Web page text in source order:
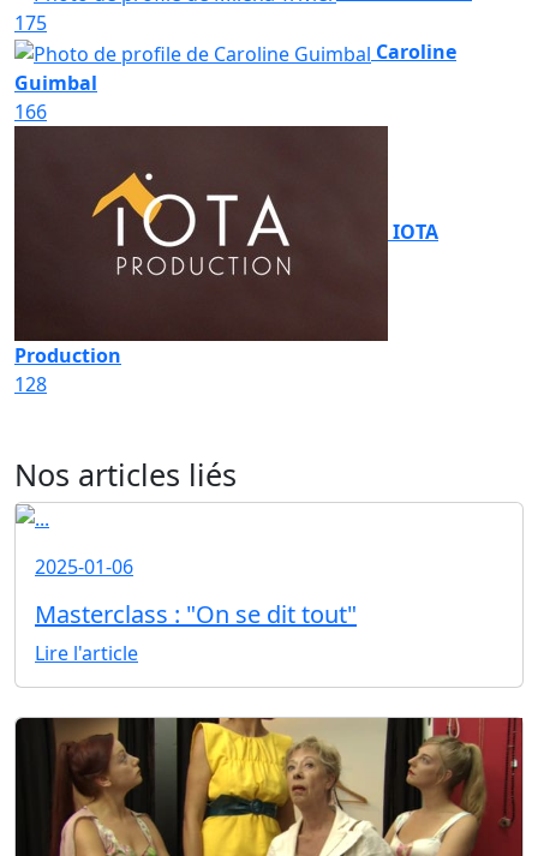
175
Caroline
Guimbal
166
IOTA
Production
128
Nos articles liés
2025-01-06
Masterclass : "On se dit tout"
Lire l'article